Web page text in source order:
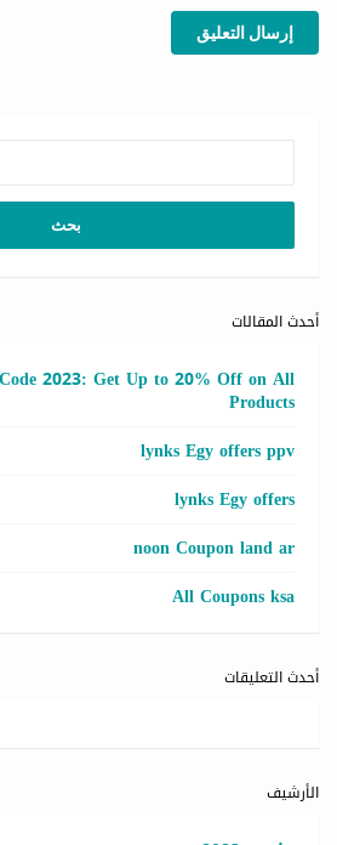
إرسال التعليق
أحدث المقالات
2023: Get Up to 20% Off on All
Products
lynks Egy offers ppv
lynks Egy offers
noon Coupon land ar
All Coupons ksa
أحدث التعليقات
الأرشيف